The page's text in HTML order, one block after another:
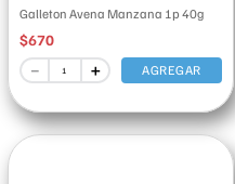
Galleton Avena Manzana 1p 40g
$670
＋
－ AGREGAR